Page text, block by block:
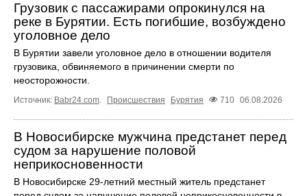
Грузовик с пассажирами опрокинулся на
реке в Бурятии. Есть погибшие, возбуждено
уголовное дело
В Бурятии завели уголовное дело в отношении водителя
грузовика, обвиняемого в причинении смерти по
неосторожности.
Источник: Babr24.com. Происшествия Бурятия 710 06.08.2026
В Новосибирске мужчина предстанет перед
судом за нарушение половой
неприкосновенности
В Новосибирске 29-летний местный житель предстанет